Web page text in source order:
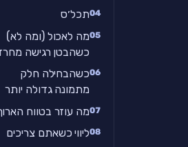
תכל׳ס
מה לאכול (ומה לא)
כשהבטן רגישה
כשהבחילה חלק
מתמונה גדולה יותר
מה עוזר בטווח
ליווי כשאתם צריכים